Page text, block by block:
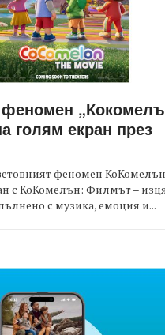
голям екран през
феномен
с КоКомелън: Филмът –
с музика, емоция и...